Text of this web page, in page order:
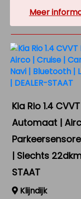
Meer
Kia Rio 1.4
Automaat |
| Slechts 22dkm
STAAT
Klijndijk